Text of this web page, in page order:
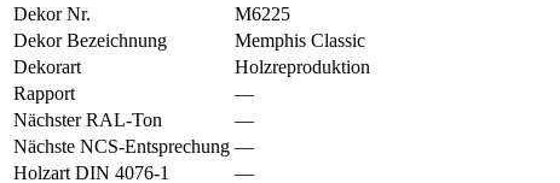
Dekor Nr.
M6225
Dekor Bezeichnung
Memphis Classic
Dekorart
Holzreproduktion
Rapport
—
Nächster RAL-Ton
—
Nächste NCS-Entsprechung —
Holzart DIN 4076-1
—